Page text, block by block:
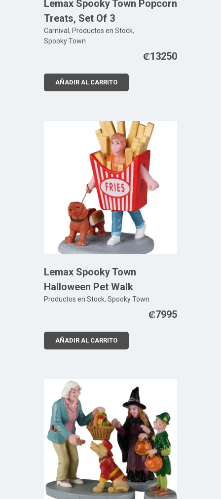
Lemax Spooky Town Popcorn
Treats, Set Of 3
Carnival , Productos en Stock,
Spooky Town
₡13250
AÑADIR AL CARRITO
Lemax Spooky Town
Halloween Pet Walk
Productos en Stock, Spooky Town
₡7995
AÑADIR AL CARRITO